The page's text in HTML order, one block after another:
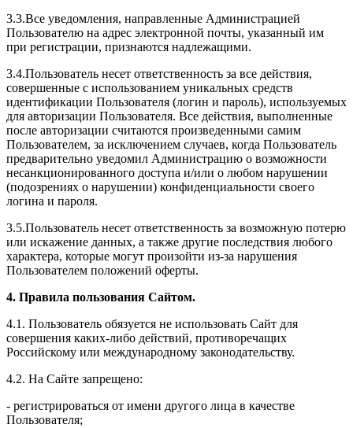
3.3.Все уведомления, направленные Администрацией
Пользователю на адрес электронной почты, указанный им
при регистрации, признаются надлежащими.
3.4.Пользователь несет ответственность за все действия,
совершенные с использованием уникальных средств
идентификации Пользователя (логин и пароль), используемых
для авторизации Пользователя. Все действия, выполненные
после авторизации считаются произведенными самим
Пользователем, за исключением случаев, когда Пользователь
предварительно уведомил Администрацию о возможности
несанкционированного доступа и/или о любом нарушении
(подозрениях о нарушении) конфиденциальности своего
логина и пароля.
3.5.Пользователь несет ответственность за возможную потерю
или искажение данных, а также другие последствия любого
характера, которые могут произойти из-за нарушения
Пользователем положений оферты.
4. Правила пользования Сайтом.
4.1. Пользователь обязуется не использовать Сайт для
совершения каких-либо действий, противоречащих
Российскому или международному законодательству.
4.2. На Сайте запрещено:
- регистрироваться от имени другого лица в качестве
Пользователя;